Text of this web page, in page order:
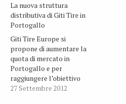
La nuova struttura
distributiva di Giti Tire in
Portogallo
Giti Tire Europe si
propone di aumentare la
quota di mercato in
Portogallo e per
raggiungere l’obiettivo
rivede la struttura
27 Settembre 2012